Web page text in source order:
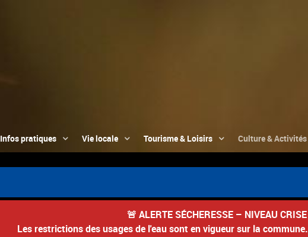
Infos pratiques Vie locale Tourisme & Loisirs Culture & Activités
🚨 ALERTE SÉCHERESSE – NIVEAU CRISE
Les restrictions des usages de l'eau sont en vigueur sur la commune.